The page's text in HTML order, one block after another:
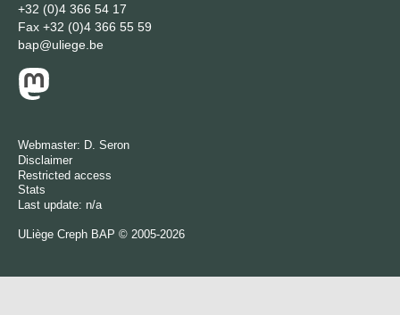
+32 (0)4 366 54 17
Fax +32 (0)4 366 55 59
bap@uliege.be
Webmaster: D. Seron
Disclaimer
Restricted access
Stats
Last update: n/a
ULiège Creph BAP © 2005-2026